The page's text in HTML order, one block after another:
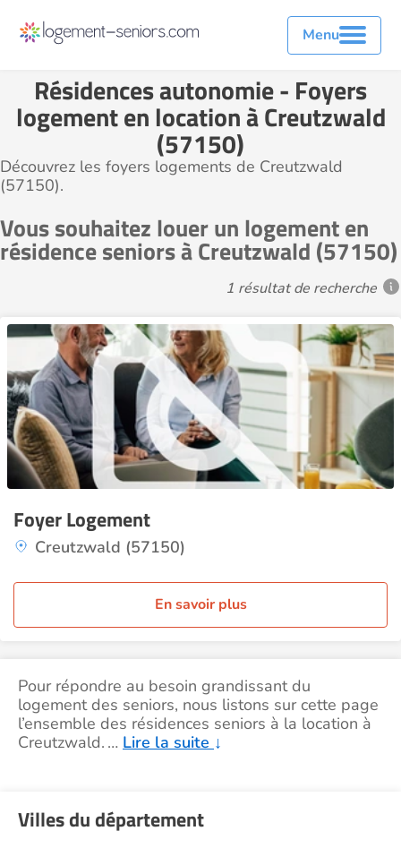
Menu
Résidences autonomie - Foyers
logement en location à Creutzwald
(57150)
Découvrez les foyers logements de Creutzwald
(57150).
Vous souhaitez louer un logement en
résidence seniors à Creutzwald (57150)
1 résultat de recherche
Foyer Logement
Creutzwald (57150)
En savoir plus
Pour répondre au besoin grandissant du
logement des seniors, nous listons sur cette page
l’ensemble des résidences seniors à la location à
Creutzwald. … Lire la suite ↓
Villes du département